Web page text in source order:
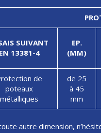
SUIVANT
EN 13381-4
EP.
(MM)
de
poteaux
métalliques
de 25
à 45
mm
autre dimension,